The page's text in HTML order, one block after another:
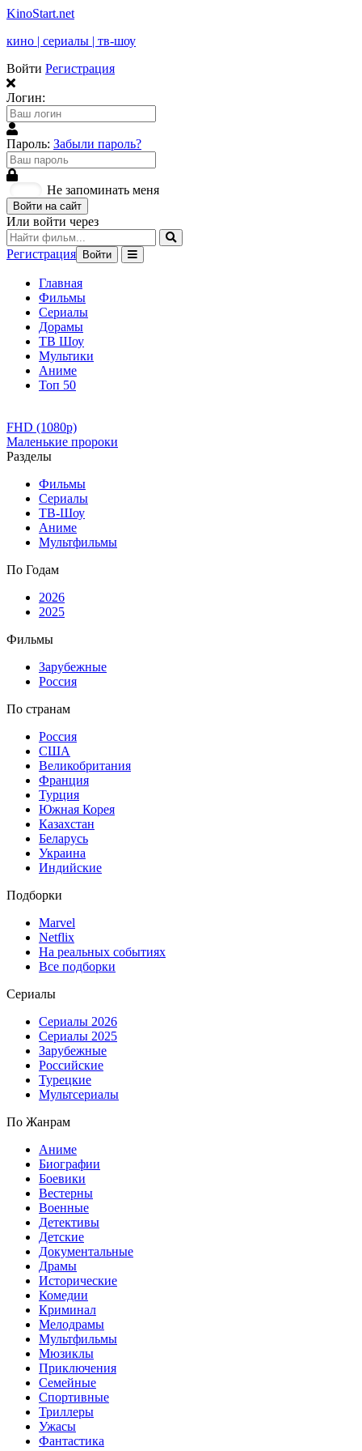
KinoStart.net
кино | сериалы | тв-шоу
Войти Регистрация
Логин:
Пароль: Забыли пароль?
Не запоминать меня
Войти на сайт
Или войти через
Регистрация Войти
Главная
Фильмы
Сериалы
Дорамы
ТВ Шоу
Мультики
Аниме
Топ 50
FHD (1080p)
Маленькие пророки
Разделы
Фильмы
Сериалы
ТВ-Шоу
Аниме
Мультфильмы
По Годам
2026
2025
Фильмы
Зарубежные
Россия
По странам
Россия
США
Великобритания
Франция
Турция
Южная Корея
Казахстан
Беларусь
Украина
Индийские
Подборки
Marvel
Netflix
На реальных событиях
Все подборки
Сериалы
Сериалы 2026
Сериалы 2025
Зарубежные
Российские
Турецкие
Мультсериалы
По Жанрам
Аниме
Биографии
Боевики
Вестерны
Военные
Детективы
Детские
Документальные
Драмы
Исторические
Комедии
Криминал
Мелодрамы
Мультфильмы
Мюзиклы
Приключения
Семейные
Спортивные
Триллеры
Ужасы
Фантастика